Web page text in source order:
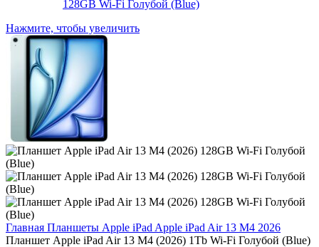
Нажмите, чтобы увеличить
Главная Планшеты Apple iPad Apple iPad Air 13 M4 2026
Планшет Apple iPad Air 13 M4 (2026) 1Tb Wi-Fi Голубой (Blue)